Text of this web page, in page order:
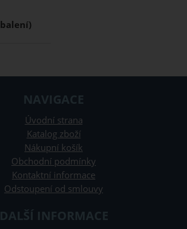
NAVIGACE
Úvodní strana
Katalog zboží
Nákupní košík
Obchodní podmínky
Kontaktní informace
Odstoupení od smlouvy
DALŠÍ INFORMACE